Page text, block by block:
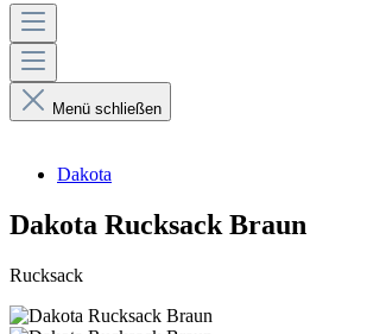
Menü schließen
Dakota
Dakota Rucksack Braun
Rucksack